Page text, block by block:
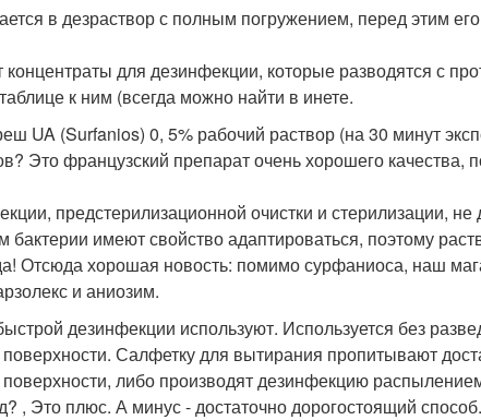
в дезраствор с полным погружением, перед этим его
для дезинфекции, которые разводятся с
к ним (всегда можно найти в инете.
UA (Surfanios) 0, 5% рабочий раствор (на 30 минут
Это французский препарат очень хорошего качества,
предстерилизационной очистки и стерилизации, не
имеют свойство адаптироваться, поэтому
Отсюда хорошая новость: помимо сурфаниоса, наш
и аниозим.
дезинфекции используют. Используется без
Салфетку для вытирания пропитывают
либо производят дезинфекцию
, Это плюс. А минус - достаточно дорогостоящий способ.